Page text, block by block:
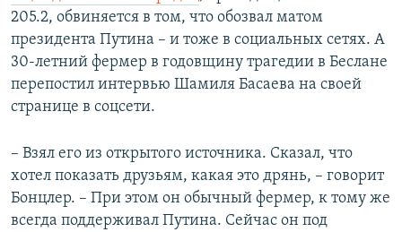
205.2, обвиняется в том, что обозвал матом
президента Путина – и тоже в социальных сетях. А
30-летний фермер в годовщину трагедии в Беслане
перепостил интервью Шамиля Басаева на своей
странице в соцсети.
– Взял его из открытого источника. Сказал, что
хотел показать друзьям, какая это дрянь, – говорит
Бонцлер. – При этом он обычный фермер, к тому же
всегда поддерживал Путина. Сейчас он под